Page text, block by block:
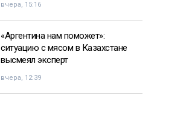
вчера, 15:16
«Аргентина нам поможет»:
ситуацию с мясом в Казахстане
высмеял эксперт
вчера, 12:39